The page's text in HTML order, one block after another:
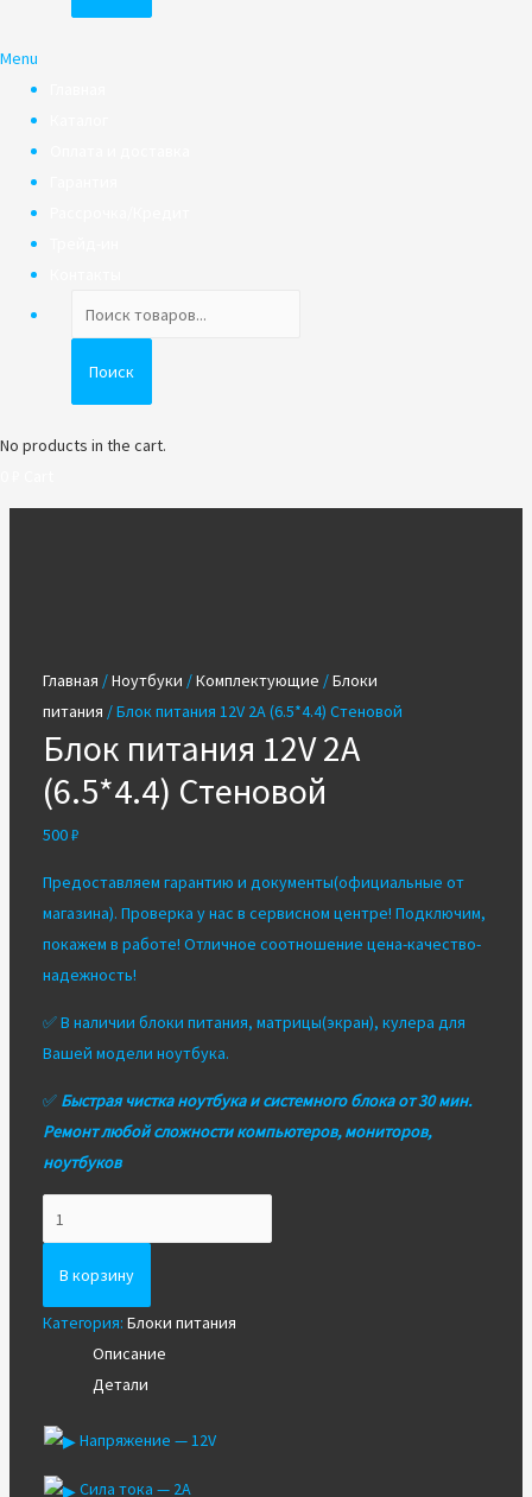
Menu
товаров
Поиск
No products in the cart.
Главная /Ноутбуки /Комплектующие /Блоки
питания / Блок питания 12V 2A (6.5*4.4) Стеновой
Блок питания 12V 2A
(6.5*4.4) Стеновой
500₽
Предоставляем гарантию и документы(официальные от
магазина). Проверка у нас в сервисном центре! Подключим,
покажем в работе! Отличное соотношение цена-качество-
надежность!
✅ В наличии блоки питания, матрицы(экран), кулера для
Вашей модели ноутбука.
✅ Быстрая чистка ноутбука и системного блока от 30 мин.
Ремонт любой сложности компьютеров, мониторов,
ноутбуков
Блок
питания
12V
2A
(6.5*4.4)
Стеновой
В корзину
Категория: Блоки питания
Описание
Детали
Напряжение — 12V
Сила тока — 2A